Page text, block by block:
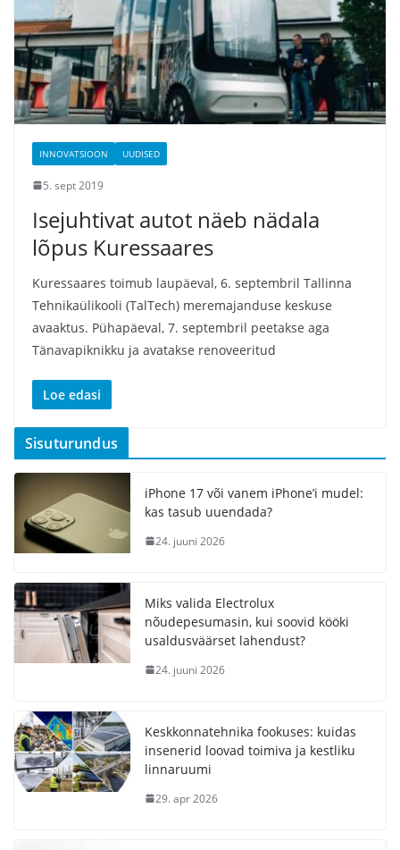
INNOVATSIOON UUDISED
5. sept 2019
Isejuhtivat autot näeb nädala
lõpus Kuressaares
Kuressaares toimub laupäeval, 6. septembril Tallinna
Tehnikaülikooli (TalTech) meremajanduse keskuse
avaaktus. Pühapäeval, 7. septembril peetakse aga
Tänavapiknikku ja avatakse renoveeritud
Loe edasi
Sisuturundus
iPhone 17 või vanem iPhone’i mudel:
kas tasub uuendada?
24. juuni 2026
Miks valida Electrolux
nõudepesumasin, kui soovid kööki
usaldusväärset lahendust?
24. juuni 2026
Keskkonnatehnika fookuses: kuidas
insenerid loovad toimiva ja kestliku
linnaruumi
29. apr 2026